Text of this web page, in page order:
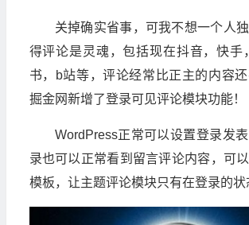
关掉确实省事，可我不想一个人
得评论是灵魂，包括现在抖音，快手
书，b站等，评论经常比正主的内容
掘金网新增了登录可见评论模块功能！
WordPress正常可以设置登录发
录也可以正常看到留言评论内容，可
模板，让主题评论模块只有在登录的状